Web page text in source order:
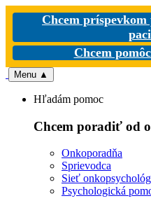
Chcem
Chcem
Menu ▲
Hľadám pomoc
Chcem poradiť od
Onkoporadňa
Sprievodca
Sieť
Psychologická